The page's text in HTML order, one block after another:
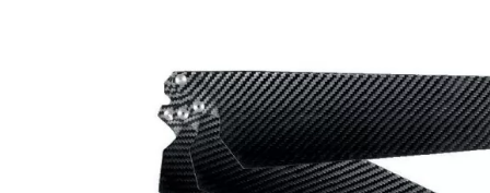
Rafraîchisseur d'air gainable
Rafraichisseur d’air fixe
Brumisateur d'air
Coffret de brumisation
Ventilateur brumisateur